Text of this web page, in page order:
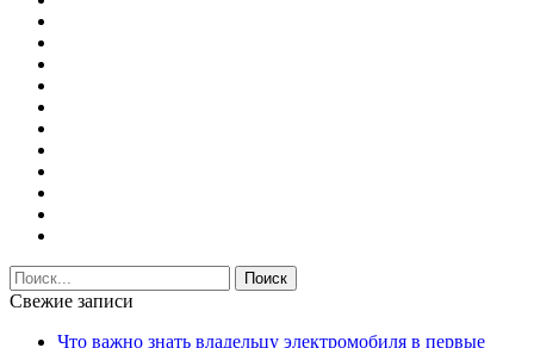
Свежие записи
Что важно знать владельцу электромобиля в первые